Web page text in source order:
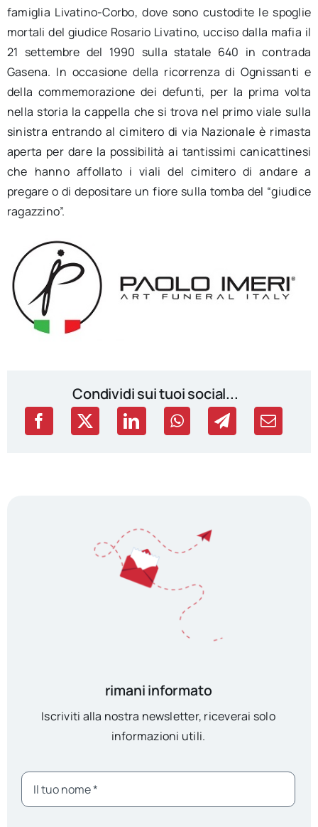
famiglia Livatino-Corbo, dove sono custodite le spoglie
mortali del giudice Rosario Livatino, ucciso dalla mafia il
21 settembre del 1990 sulla statale 640 in contrada
Gasena. In occasione della ricorrenza di Ognissanti e
della commemorazione dei defunti, per la prima volta
nella storia la cappella che si trova nel primo viale sulla
sinistra entrando al cimitero di via Nazionale è rimasta
aperta per dare la possibilità ai tantissimi canicattinesi
che hanno affollato i viali del cimitero di andare a
pregare o di depositare un fiore sulla tomba del “giudice
ragazzino”.
Condividi sui tuoi social...
rimani informato
Iscriviti alla nostra newsletter, riceverai solo
informazioni utili.